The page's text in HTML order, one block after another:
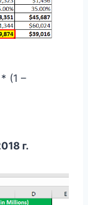
(1 –
г.